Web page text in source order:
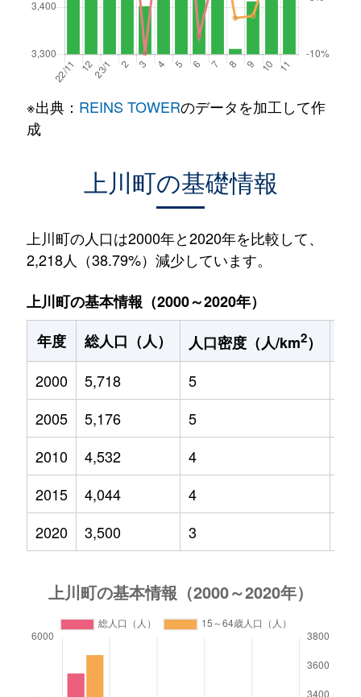
※出典： REINS TOWERのデータを加工して作
成
上川町の基礎情報
上川町の人口は2000年と2020年を比較して、
2,218人（38.79%）減少しています。
上川町の基本情報（2000～2020年）
年度
総人口（人） 人口密度（人/km2）
2000
5,718 5
2005
5,176 5
2010
4,532 4
2015
4,044 4
2020
3,500 3